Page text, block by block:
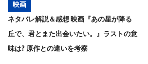
映画
ネタバレ解説＆感想 映画『あの星が降る
丘で、君とまた出会いたい。』ラストの意
味は? 原作との違いを考察